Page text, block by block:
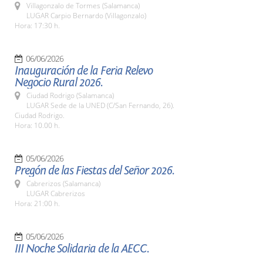
Villagonzalo de Tormes (Salamanca)
LUGAR Carpio Bernardo (Villagonzalo)
Hora: 17:30 h.
06/06/2026
Inauguración de la Feria Relevo
Negocio Rural 2026.
Ciudad Rodrigo (Salamanca)
LUGAR Sede de la UNED (C/San Fernando, 26).
Ciudad Rodrigo.
Hora: 10.00 h.
05/06/2026
Pregón de las Fiestas del Señor 2026.
Cabrerizos (Salamanca)
LUGAR Cabrerizos
Hora: 21:00 h.
05/06/2026
III Noche Solidaria de la AECC.